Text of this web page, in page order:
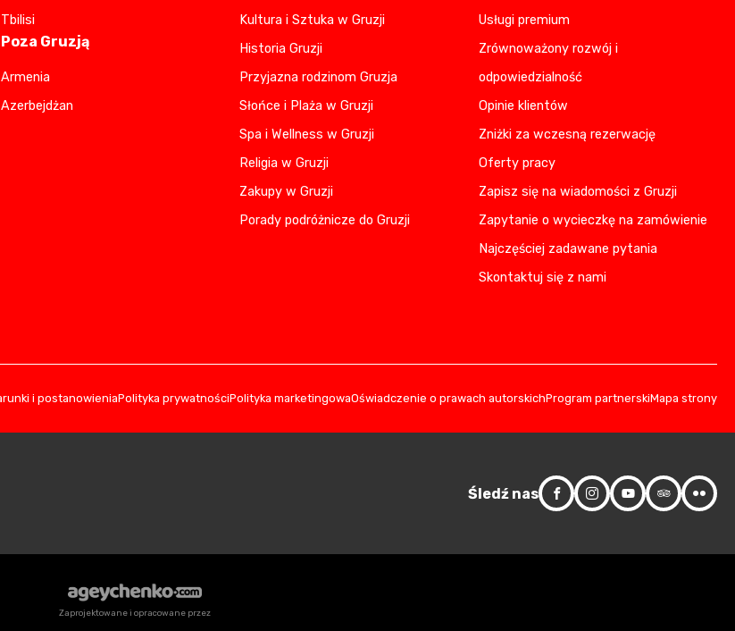
Tbilisi
Poza Gruzją
Armenia
Azerbejdżan
Kultura i Sztuka w Gruzji
Historia Gruzji
Przyjazna rodzinom Gruzja
Słońce i Plaża w Gruzji
Spa i Wellness w Gruzji
Religia w Gruzji
Zakupy w Gruzji
Porady podróżnicze do Gruzji
Usługi premium
Zrównoważony rozwój i
odpowiedzialność
Opinie klientów
Zniżki za wczesną rezerwację
Oferty pracy
Zapisz się na wiadomości z Gruzji
Zapytanie o wycieczkę na zamówienie
Najczęściej zadawane pytania
Skontaktuj się z nami
i postanowieniaPolityka prywatnościPolityka marketingowaOświadczenie o prawach autorskichProgram partnerskiMapa strony
Śledź nas
Zaprojektowane i opracowane przez